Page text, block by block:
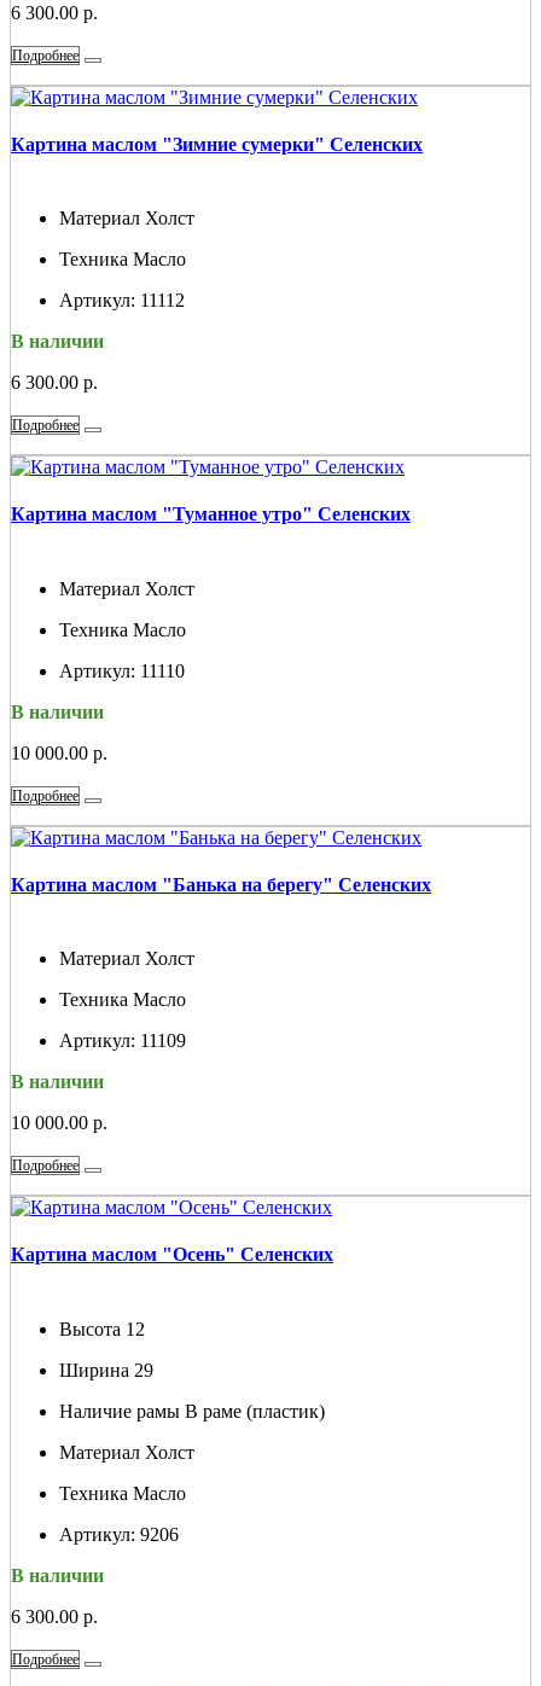
6 300.00 р.
Подробнее
Картина маслом "Зимние сумерки" Селенских
Материал Холст
Техника Масло
Артикул: 11112
В наличии
6 300.00 р.
Подробнее
Картина маслом "Туманное утро" Селенских
Материал Холст
Техника Масло
Артикул: 11110
В наличии
10 000.00 р.
Подробнее
Картина маслом "Банька на берегу" Селенских
Материал Холст
Техника Масло
Артикул: 11109
В наличии
10 000.00 р.
Подробнее
Картина маслом "Осень" Селенских
Высота 12
Ширина 29
Наличие рамы В раме (пластик)
Материал Холст
Техника Масло
Артикул: 9206
В наличии
6 300.00 р.
Подробнее